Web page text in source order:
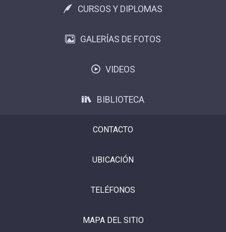
CURSOS Y DIPLOMAS
GALERÍAS DE FOTOS
VIDEOS
BIBLIOTECA
CONTACTO
UBICACIÓN
TELÉFONOS
MAPA DEL SITIO